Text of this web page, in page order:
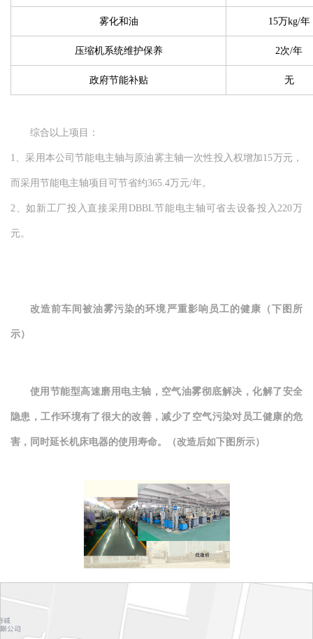
雾化和油 15万kg/年
压缩机系统维护保养 2次/年
政府节能补贴 无
综合以上项目：
1、采用本公司节能电主轴与原油雾主轴一次性投入权增加15万元，
而采用节能电主轴项目可节省约365.4万元/年。
2、如新工厂投入直接采用DBBL节能电主轴可省去设备投入220万
元。
改造前车间被油雾污染的环境 严重影响员工的健康（下图所
示）
使用节能型高速磨用电主轴，空气油雾彻底解决，化解了安全
隐患，工作环境有了很大的改善，减少了空气污染对员工健康的危
害，同时延长机床电器的使用寿命。（改造后如下图所示）